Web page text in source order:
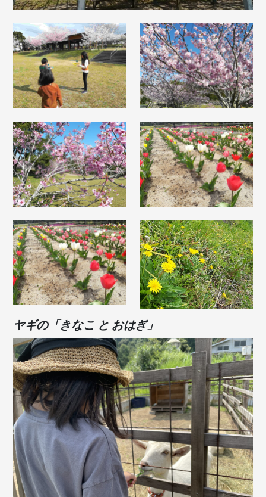
ヤギの「きなこ と おはぎ」